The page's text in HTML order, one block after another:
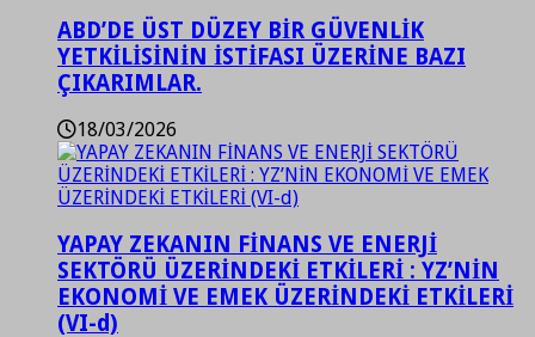
ABD’DE ÜST DÜZEY BİR GÜVENLİK
YETKİLİSİNİN İSTİFASI ÜZERİNE BAZI
ÇIKARIMLAR.
18/03/2026
YAPAY ZEKANIN FİNANS VE ENERJİ
SEKTÖRÜ ÜZERİNDEKİ ETKİLERİ : YZ’NİN
EKONOMİ VE EMEK ÜZERİNDEKİ ETKİLERİ
(VI-d)